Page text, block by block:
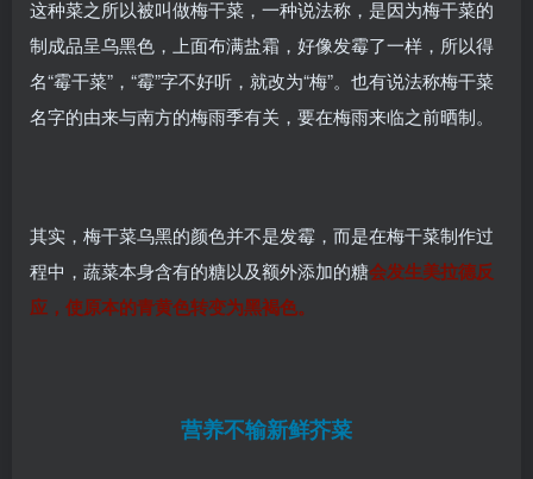
这种菜之所以被叫做梅干菜，一种说法称，是因为梅干菜的
制成品呈乌黑色，上面布满盐霜，好像发霉了一样，所以得
名“霉干菜”，“霉”字不好听，就改为“梅”。也有说法称梅干菜
名字的由来与南方的梅雨季有关，要在梅雨来临之前晒制。
其实，梅干菜乌黑的颜色并不是发霉，而是在梅干菜制作过
程中，蔬菜本身含有的糖以及额外添加的糖会发生美拉德反
应，使原本的青黄色转变为黑褐色。
营养不输新鲜芥菜